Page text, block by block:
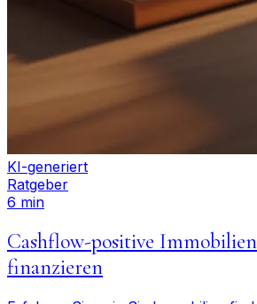
KI-generiert
Ratgeber
6 min
Cashflow-positive
finanzieren